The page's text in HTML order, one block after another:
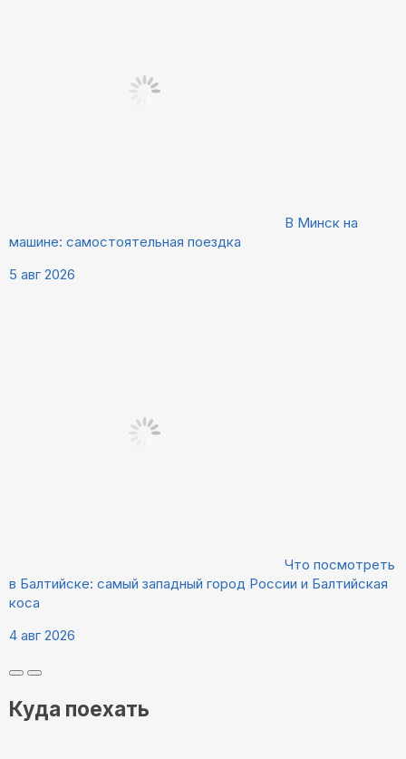
В Минск на
машине: самостоятельная поездка
5 авг 2026
Что посмотреть
в Балтийске: самый западный город России и Балтийская
коса
4 авг 2026
Куда поехать